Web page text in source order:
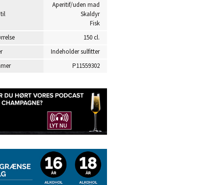
Aperitif/uden mad
Skaldyr
Fisk
150 cl.
Indeholder sulfitter
P11559302